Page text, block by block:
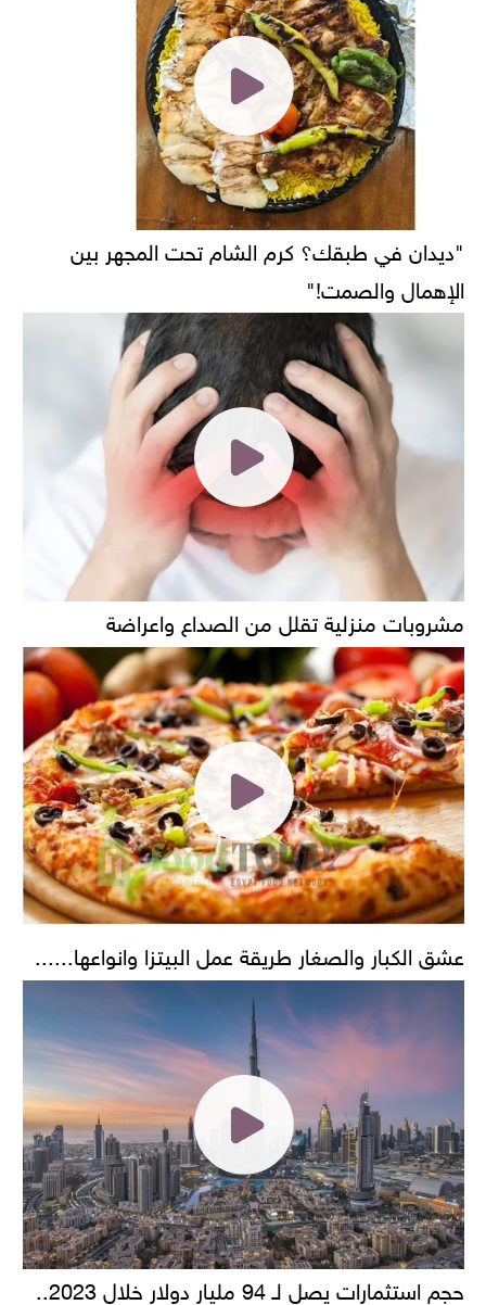
"ديدان في طبقك؟ كرم الشام تحت المجهر بين
الإهمال والصمت!"
مشروبات منزلية تقلل من الصداع واعراضة
عشق الكبار والصغار طريقة عمل البيتزا وانواعها......